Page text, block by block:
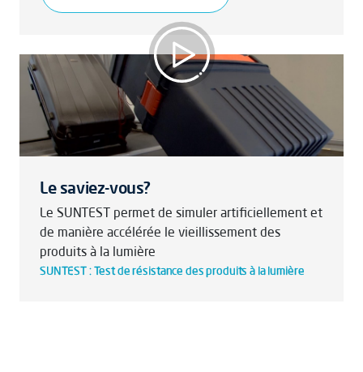
Qualité et performance des articles de
bagagerie
Le saviez-vous?
Le SUNTEST permet de simuler artificiellement et
de manière accélérée le vieillissement des
produits à la lumière
SUNTEST : Test de résistance des produits à la lumière